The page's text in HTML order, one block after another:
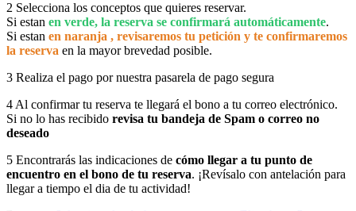
2 Selecciona los conceptos que quieres reservar.
Si estan en verde, la reserva se confirmará automáticamente.
Si estan en naranja , revisaremos tu petición y te confirmaremos
la reserva en la mayor brevedad posible.
3 Realiza el pago por nuestra pasarela de pago segura
4Al confirmar tu reserva te llegará el bono a tu correo electrónico.
Si no lo has recibido revisa tu bandeja de Spam o correo no
deseado
5 Encontrarás las indicaciones de cómo llegar a tu punto de
encuentro en el bono de tu reserva. ¡Revísalo con antelación para
llegar a tiempo el dia de tu actividad!